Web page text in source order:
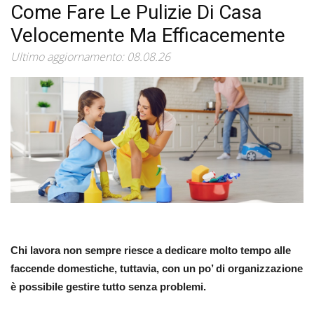
Come Fare Le Pulizie Di Casa
Velocemente Ma Efficacemente
Ultimo aggiornamento: 08.08.26
Chi lavora non sempre riesce a dedicare molto tempo alle
faccende domestiche, tuttavia, con un po’ di organizzazione
è possibile gestire tutto senza problemi.